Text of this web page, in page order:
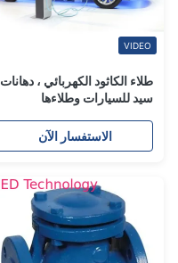
VIDEO
طلاء الكاثود الكهربائي ، دهانات
سيد للسيارات وطلاءها
الاستفسار الآن